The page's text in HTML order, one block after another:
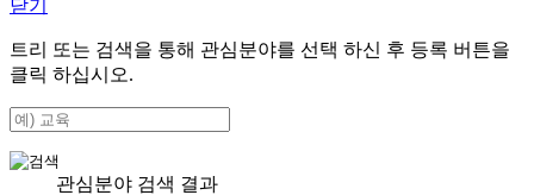
닫기
트리 또는 검색을 통해 관심분야를 선택 하신 후 등록 버튼을
클릭 하십시오.
관심분야 검색 결과